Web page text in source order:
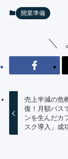
開業準備
売上半減の危
復！月額パス
ンを生んだカ
スク導入」成